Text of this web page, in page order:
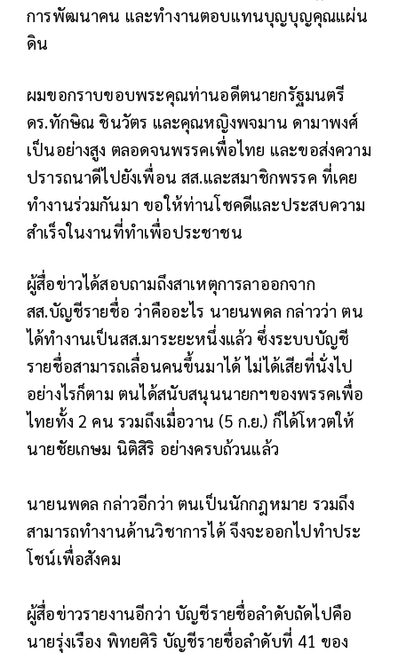
การพัฒนาคน และทำงานตอบแทนบุญบุญคุณแผ่น
ดิน
ผมขอกราบขอบพระคุณท่านอดีตนายกรัฐมนตรี
ดร.ทักษิณ ชินวัตร และคุณหญิงพจมาน ดามาพงศ์
เป็นอย่างสูง ตลอดจนพรรคเพื่อไทย และขอส่งความ
ปรารถนาดีไปยังเพื่อน สส.และสมาชิกพรรค ที่เคย
ทำงานร่วมกันมา ขอให้ท่านโชคดีและประสบความ
สำเร็จในงานที่ทำเพื่อประชาชน
ผู้สื่อข่าวได้สอบถามถึงสาเหตุการลาออกจาก
สส.บัญชีรายชื่อ ว่าคืออะไร นายนพดล กล่าวว่า ตน
ได้ทำงานเป็นสส.มาระยะหนึ่งแล้ว ซึ่งระบบบัญชี
รายชื่อสามารถเลื่อนคนขึ้นมาได้ ไม่ได้เสียที่นั่งไป
อย่างไรก็ตาม ตนได้สนับสนุนนายกฯของพรรคเพื่อ
ไทยทั้ง 2 คน รวมถึงเมื่อวาน (5 ก.ย.) ก็ได้โหวตให้
นายชัยเกษม นิติสิริ อย่างครบถ้วนแล้ว
นายนพดล กล่าวอีกว่า ตนเป็นนักกฎหมาย รวมถึง
สามารถทำงานด้านวิชาการได้ จึงจะออกไปทำประ
โชน์เพื่อสังคม
ผู้สื่อข่าวรายงานอีกว่า บัญชีรายชื่อลำดับถัดไปคือ
นายรุ่งเรือง พิทยศิริ บัญชีรายชื่อลำดับที่ 41 ของ